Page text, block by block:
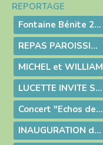
Navigation
REPORTAGE
Fontaine Bénite 2026 Grand reportage photo
REPAS PAROISSIAL : 28 JUIN 2026
MICHEL et WILLIAM
LUCETTE INVITE SES AMIS
Concert "Echos de la Valserine"
INAUGURATION de la CRECHE à LELEX